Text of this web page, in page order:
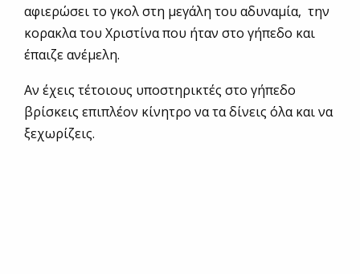
αφιερώσει το γκολ στη μεγάλη του αδυναμία, την
κορακλα του Χριστίνα που ήταν στο γήπεδο και
έπαιζε ανέμελη.
Αν έχεις τέτοιους υποστηρικτές στο γήπεδο
βρίσκεις επιπλέον κίνητρο να τα δίνεις όλα και να
ξεχωρίζεις.